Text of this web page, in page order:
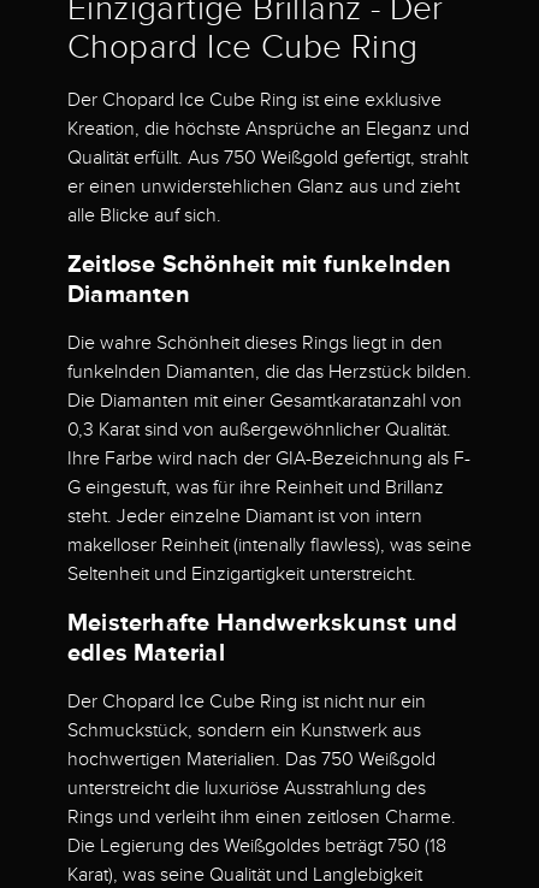
Einzigartige Brillanz - Der
Chopard Ice Cube Ring
Der Chopard Ice Cube Ring ist eine exklusive
Kreation, die höchste Ansprüche an Eleganz und
Qualität erfüllt. Aus 750 Weißgold gefertigt, strahlt
er einen unwiderstehlichen Glanz aus und zieht
alle Blicke auf sich.
Zeitlose Schönheit mit funkelnden
Diamanten
Die wahre Schönheit dieses Rings liegt in den
funkelnden Diamanten, die das Herzstück bilden.
Die Diamanten mit einer Gesamtkaratanzahl von
0,3 Karat sind von außergewöhnlicher Qualität.
Ihre Farbe wird nach der GIA-Bezeichnung als F-
G eingestuft, was für ihre Reinheit und Brillanz
steht. Jeder einzelne Diamant ist von intern
makelloser Reinheit (intenally flawless), was seine
Seltenheit und Einzigartigkeit unterstreicht.
Meisterhafte Handwerkskunst und
edles Material
Der Chopard Ice Cube Ring ist nicht nur ein
Schmuckstück, sondern ein Kunstwerk aus
hochwertigen Materialien. Das 750 Weißgold
unterstreicht die luxuriöse Ausstrahlung des
Rings und verleiht ihm einen zeitlosen Charme.
Die Legierung des Weißgoldes beträgt 750 (18
Karat), was seine Qualität und Langlebigkeit